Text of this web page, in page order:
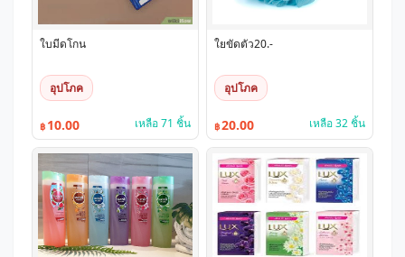
ใบมีดโกน
อุปโภค
฿ 10.00 เหลือ 71 ชิ้น
ใยขัดตัว20.-
อุปโภค
฿20.00 เหลือ 32 ชิ้น